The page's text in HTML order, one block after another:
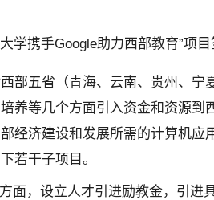
学携手Google助力西部教育”项
部五省（青海、云南、贵州、宁
养等几个方面引入资金和资源到
经济建设和发展所需的计算机应
若干子项目。
面，设立人才引进励教金，引进